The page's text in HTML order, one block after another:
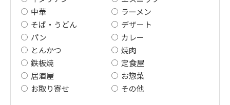
中華
ラーメン
そば・うどん
デザート
パン
カレー
とんかつ
焼肉
鉄板焼
定食屋
居酒屋
お惣菜
お取り寄せ
その他